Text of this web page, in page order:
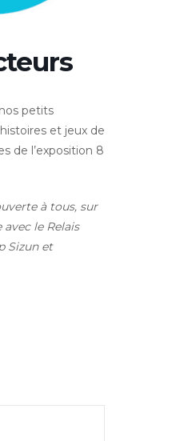
petits
et jeux de
de l’exposition 8
à tous, sur
le Relais
Sizun et